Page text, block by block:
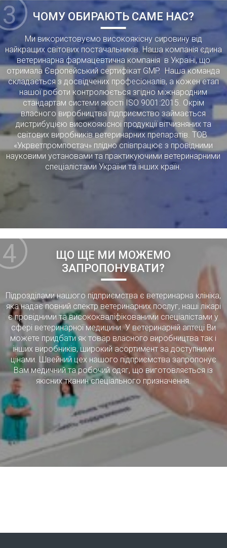
ЧОМУ ОБИРАЮТЬ САМЕ НАС?
Ми використовуємо високоякісну сировину від
найкращих світових постачальників. Наша компанія єдина
ветеринарна фармацевтична компанія в Україні, що
отримала Європейський сертифікат GMP. Наша команда
складається з досвідчених професіоналів, а кожен етап
нашої роботи контролюється згідно міжнародним
стандартам системи якості ISO 9001:2015. Окрім
власного виробництва підприємство займається
дистрибуцією високоякісної продукції вітчизняних та
світових виробників ветеринарних препаратів. ТОВ
«Укрветпромпостач» плідно співпрацює з провідними
науковими установами та практикуючими ветеринарними
спеціалістами України та інших країн.
3
ЩО ЩЕ МИ МОЖЕМО
ЗАПРОПОНУВАТИ?
Підрозділами нашого підприємства є ветеринарна клініка,
яка надає повний спектр ветеринарних послуг, наші лікарі
є провідними та висококваліфікованими спеціалістами у
сфері ветеринарної медицини. У ветеринарній аптеці Ви
можете придбати як товар власного виробництва так і
інших виробників, широкий асортимент за доступними
цінами. Швейний цех нашого підприємства запропонує
Вам медичний та робочий одяг, що виготовляється із
якісних тканин спеціального призначення.
4